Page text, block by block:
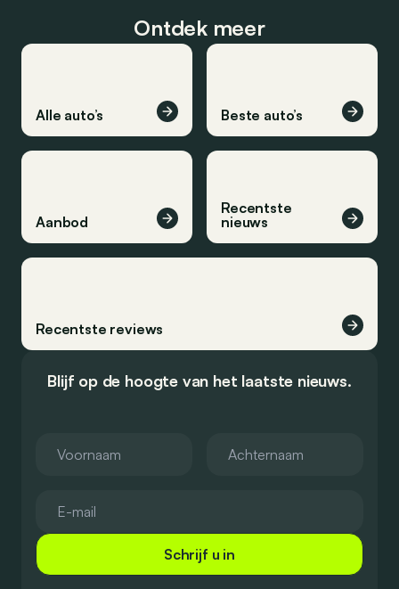
Ontdek meer
Alle auto’s Beste auto’s
Aanbod
Recentste
nieuws
Recentste reviews
Blijf op de hoogte van het laatste nieuws.
Schrijf u in